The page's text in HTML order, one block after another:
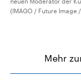
(IMAGO / Future Image
Mehr